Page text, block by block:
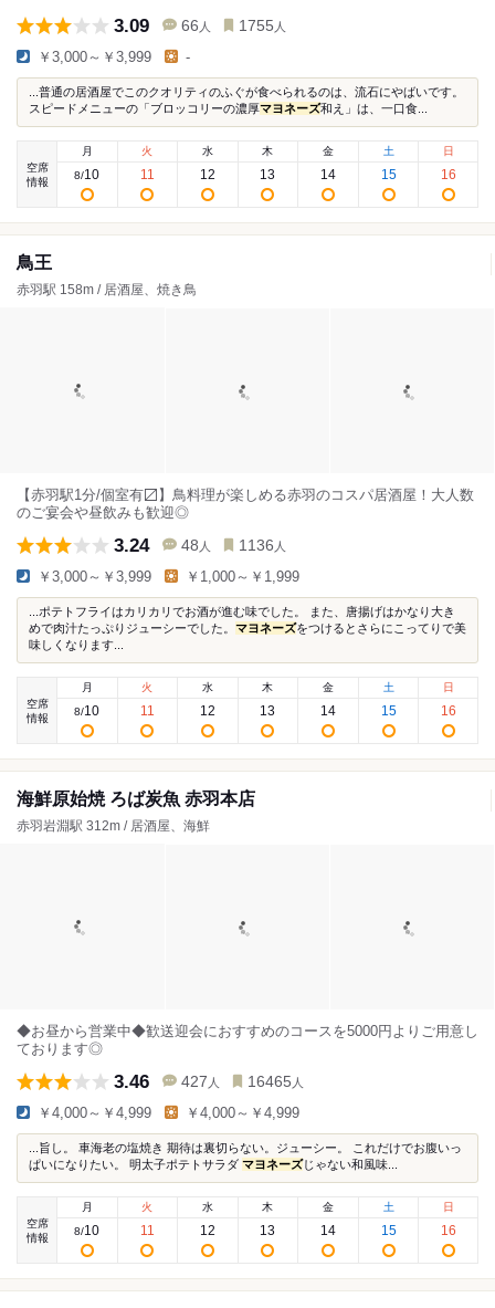
3.09 66 人 1755 人
￥3,000～￥3,999 -
...普通の居酒屋でこのクオリティのふぐが食べられるのは、流石にやばいです。
スピードメニューの「ブロッコリーの濃厚マヨネーズ和え」は、一口食...
空席
情報
月
8/10
火
11
水
12
木
13
金
14
土
15
日
16
鳥王
赤羽駅 158m / 居酒屋、焼き鳥
【赤羽駅1分/個室有〼】鳥料理が楽しめる赤羽のコスパ居酒屋！大人数
のご宴会や昼飲みも歓迎◎
3.24 48 人 1136 人
￥3,000～￥3,999 ￥1,000～￥1,999
...ポテトフライはカリカリでお酒が進む味でした。 また、唐揚げはかなり大き
めで肉汁たっぷりジューシーでした。 マヨネーズをつけるとさらにこってりで美
味しくなります...
空席
情報
月
8/10
火
11
水
12
木
13
金
14
土
15
日
16
海鮮原始焼 ろば炭魚 赤羽本店
赤羽岩淵駅 312m / 居酒屋、海鮮
◆お昼から営業中◆歓送迎会におすすめのコースを5000円よりご用意し
ております◎
3.46 427 人 16465 人
￥4,000～￥4,999 ￥4,000～￥4,999
...旨し。 車海老の塩焼き 期待は裏切らない。ジューシー。 これだけでお腹いっ
ぱいになりたい。 明太子ポテトサラダ マヨネーズじゃない和風味...
空席
情報
月
8/10
火
11
水
12
木
13
金
14
土
15
日
16